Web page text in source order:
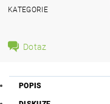
KATEGORIE
Dotaz
POPIS